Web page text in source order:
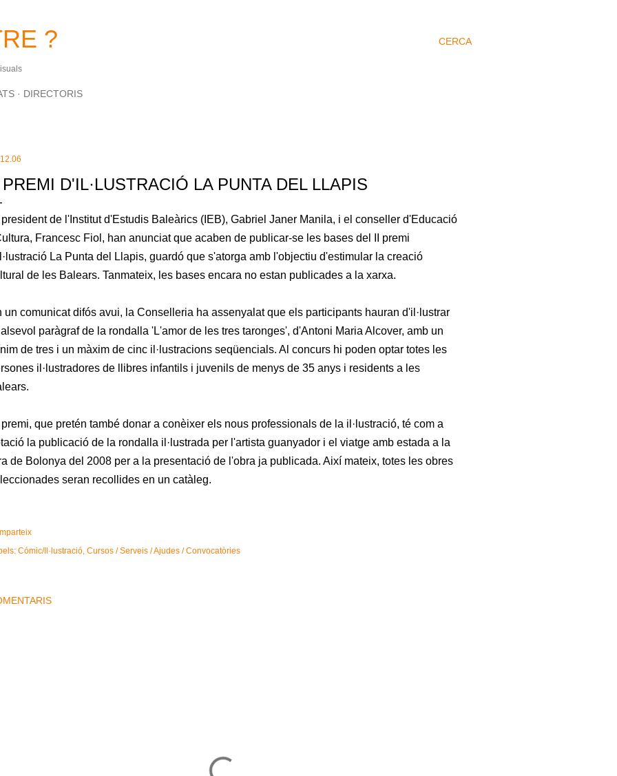
CERCA
?
DIRECTORIS
D'IL·LUSTRACIÓ LA PUNTA DEL LLAPIS
de l'Institut d'Estudis Baleàrics (IEB), Gabriel Janer Manila, i el conseller d'Educació
Francesc Fiol, han anunciat que acaben de publicar-se les bases del II premi
La Punta del Llapis, guardó que s'atorga amb l'objectiu d'estimular la creació
de les Balears. Tanmateix, les bases encara no estan publicades a la xarxa.
un comunicat difós avui, la Conselleria ha assenyalat que els participants hauran d'il·lustrar
paràgraf de la rondalla 'L'amor de les tres taronges', d'Antoni Maria Alcover, amb un
de tres i un màxim de cinc il·lustracions seqüencials. Al concurs hi poden optar totes les
il·lustradores de llibres infantils i juvenils de menys de 35 anys i residents a les
que pretén també donar a conèixer els nous professionals de la il·lustració, té com a
la publicació de la rondalla il·lustrada per l'artista guanyador i el viatge amb estada a la
de Bolonya del 2008 per a la presentació de l'obra ja publicada. Així mateix, totes les obres
seran recollides en un catàleg.
Cómic/Il·lustració Cursos / Serveis / Ajudes / Convocatòries